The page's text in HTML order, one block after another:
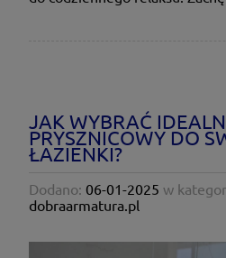
JAK WYBRAĆ
PRYSZNICOWY DO
ŁAZIENKI?
Dodano: 06-01-2025 w
dobraarmatura.pl